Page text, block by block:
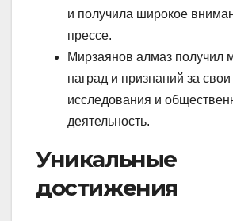
и получила широкое
прессе.
Мирзаянов алмаз получил
наград и признаний за
исследования и
деятельность.
Уникальные
достижения